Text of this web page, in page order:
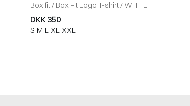
Box fit/ Box Fit Logo T-shirt/WHITE
DKK 350
S M L XL XXL